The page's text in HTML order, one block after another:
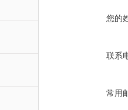
您的
联系
常用